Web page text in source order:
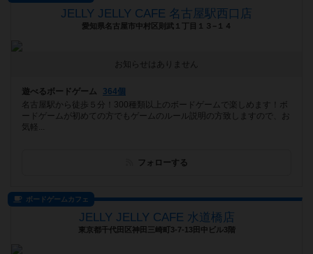
JELLY JELLY CAFE 名古屋駅西口店
愛知県名古屋市中村区則武１丁目１３−１４
お知らせはありません
遊べるボードゲーム
364個
名古屋駅から徒歩５分！300種類以上のボードゲームで楽しめます！ボ
ードゲームが初めての方でもゲームのルール説明の方致しますので、お
気軽...
フォローする
ボードゲームカフェ
JELLY JELLY CAFE 水道橋店
東京都千代田区神田三崎町3-7-13田中ビル3階